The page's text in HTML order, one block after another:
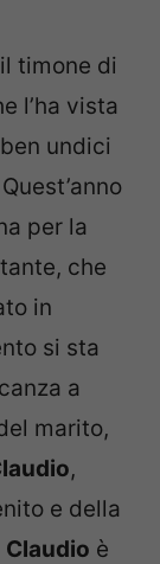
timone di
l’ha vista
undici
per la
che
in
si sta
a
marito,
,
e della
Claudio è